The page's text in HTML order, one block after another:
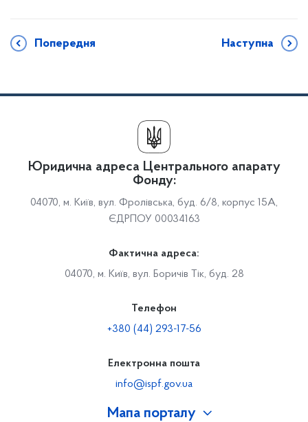
Попередня Наступна
Мапа порталу
Юридична адреса Центрального апарату
Фонду:
04070, м. Київ, вул. Фролівська, буд. 6/8, корпус 15А,
ЄДРПОУ 00034163
Фактична адреса:
04070, м. Київ, вул. Боричів Тік, буд. 28
Телефон
+380 (44) 293-17-56
Електронна пошта
info@ispf.gov.ua